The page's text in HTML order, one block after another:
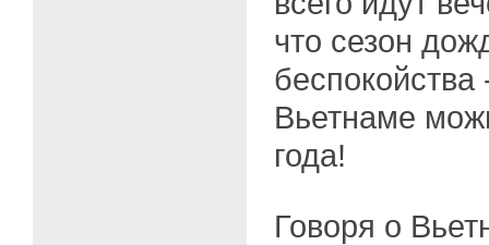
что сезон
беспокойства
Вьетнаме
года!
Говоря о